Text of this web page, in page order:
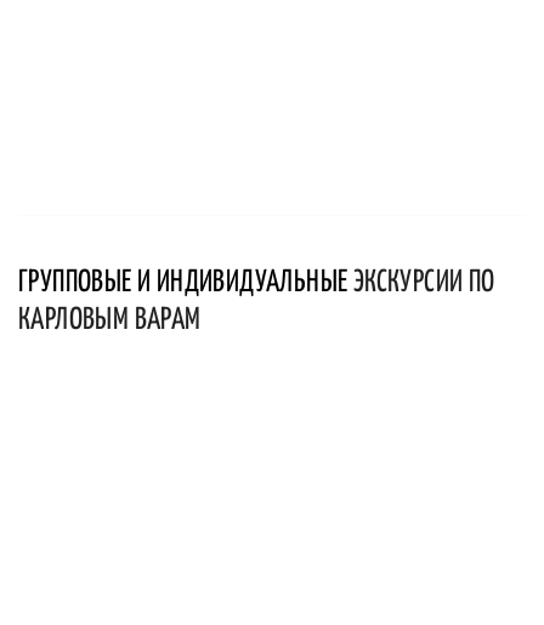
ГРУППОВЫЕ И ИНДИВИДУАЛЬНЫЕ ЭКСКУРСИИ ПО
КАРЛОВЫМ ВАРАМ